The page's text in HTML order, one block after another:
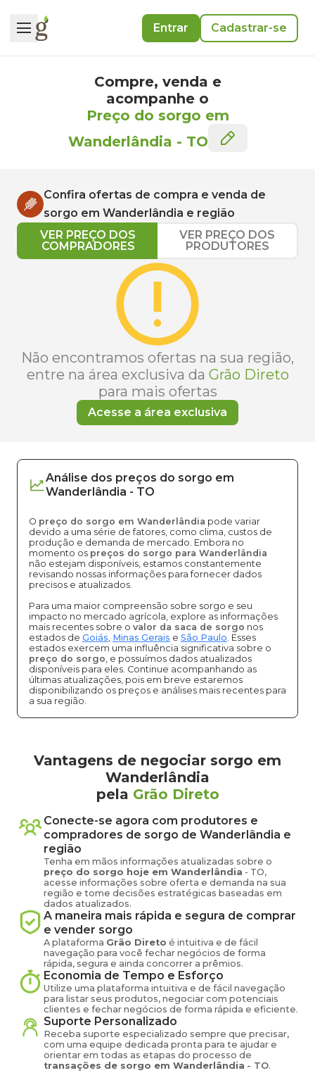
Entrar Cadastrar-se
Compre, venda e
acompanhe o
Preço do sorgo em
Wanderlândia - TO
Confira ofertas de compra e venda de
sorgo em Wanderlândia e região
VER PREÇO DOS
COMPRADORES
VER PREÇO DOS
PRODUTORES
Não encontramos ofertas na sua região,
entre na área exclusiva da Grão Direto
para mais ofertas
Acesse a área exclusiva
Análise dos preços do sorgo em
Wanderlândia - TO
O preço do sorgo em Wanderlândia pode variar
devido a uma série de fatores, como clima, custos de
produção e demanda de mercado. Embora no
momento os preços do sorgo para Wanderlândia
não estejam disponíveis, estamos constantemente
revisando nossas informações para fornecer dados
precisos e atualizados.
Para uma maior compreensão sobre sorgo e seu
impacto no mercado agrícola, explore as informações
mais recentes sobre o valor da saca de sorgo nos
estados de Goiás, Minas Gerais e São Paulo. Esses
estados exercem uma influência significativa sobre o
preço do sorgo, e possuímos dados atualizados
disponíveis para eles. Continue acompanhando as
últimas atualizações, pois em breve estaremos
disponibilizando os preços e análises mais recentes para
a sua região.
Vantagens de negociar sorgo em
Wanderlândia
pela Grão Direto
Conecte-se agora com produtores e
compradores de sorgo de Wanderlândia e
região
Tenha em mãos informações atualizadas sobre o
preço do sorgo hoje em Wanderlândia - TO,
acesse informações sobre oferta e demanda na sua
região e tome decisões estratégicas baseadas em
dados atualizados.
A maneira mais rápida e segura de comprar
e vender sorgo
A plataforma Grão Direto é intuitiva e de fácil
navegação para você fechar negócios de forma
rápida, segura e ainda concorrer a prêmios.
Economia de Tempo e Esforço
Utilize uma plataforma intuitiva e de fácil navegação
para listar seus produtos, negociar com potenciais
clientes e fechar negócios de forma rápida e eficiente.
Suporte Personalizado
Receba suporte especializado sempre que precisar,
com uma equipe dedicada pronta para te ajudar e
orientar em todas as etapas do processo de
transações de sorgo em Wanderlândia - TO.